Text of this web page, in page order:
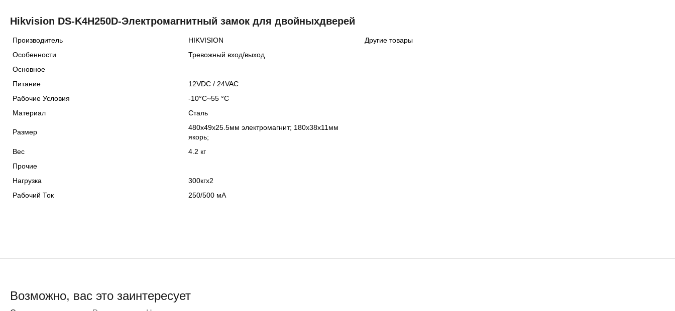
Hikvision DS-K4H250D-Электромагнитный замок для двойныхдверей
Производитель HIKVISION
Другие товары
Особенности
Тревожный вход/выход
Основное
Питание
12VDC / 24VAC
Рабочие Условия
-10°C~55 °C
Материал
Сталь
Размер
480х49х25.5мм электромагнит; 180х38х11мм
якорь;
Вес
4.2 кг
Прочие
Нагрузка
300кгх2
Рабочий Ток
250/500 мА
Возможно, вас это заинтересует